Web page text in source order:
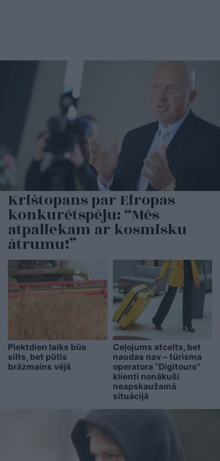
Krištopans par Eiropas
konkurētspēju: “Mēs
atpaliekam ar kosmisku
ātrumu!”
Piektdien laiks būs
silts, bet pūtīs
brāzmains vējš
Ceļojums atcelts, bet
naudas nav – tūrisma
operatora “Digitours”
klienti nonākuši
neapskaužamā
situācijā